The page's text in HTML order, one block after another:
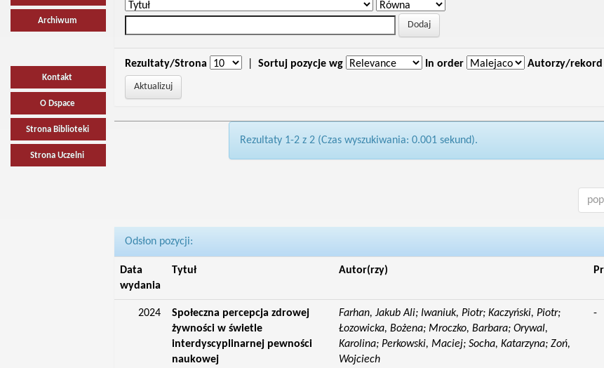
Archiwum
Kontakt
O Dspace
Strona Biblioteki
Strona Uczelni
Rezultaty/Strona Sortuj pozycje wg In order Autorzy/rekord
Rezultaty 1-2 z 2 (Czas wyszukiwania: 0.001 sekund).
Odsłon pozycji:
Data
wydania
Tytuł Autor(rzy)
2024
Społeczna percepcja zdrowej
żywności w świetle
interdyscyplinarnej pewności
naukowej
Farhan, Jakub Ali; Iwaniuk, Piotr; Kaczyński, Piotr;
Łozowicka, Bożena; Mroczko, Barbara; Orywal,
Karolina; Perkowski, Maciej; Socha, Katarzyna; Zoń,
Wojciech
-